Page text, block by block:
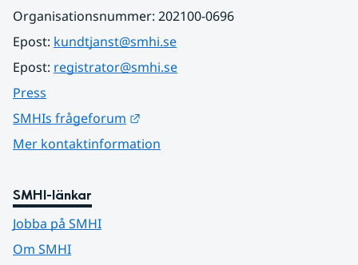
Organisationsnummer: 202100-0696
Epost: kundtjanst@smhi.se
Epost: registrator@smhi.se
Press
SMHIs frågeforum
Mer kontaktinformation
SMHI-länkar
Jobba på SMHI
Om SMHI